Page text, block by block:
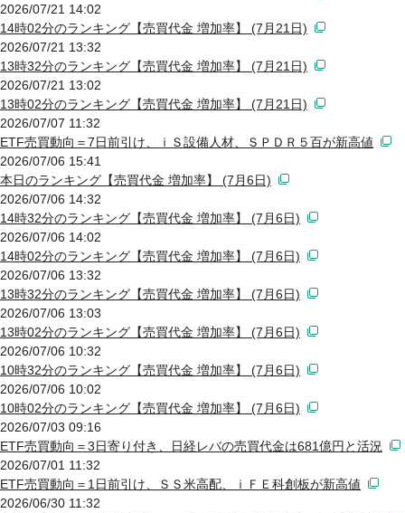
2026/07/21 14:02
14時02分のランキング【売買代金 増加率】 (7月21日)
2026/07/21 13:32
13時32分のランキング【売買代金 増加率】 (7月21日)
2026/07/21 13:02
13時02分のランキング【売買代金 増加率】 (7月21日)
2026/07/07 11:32
ETF売買動向＝7日前引け、ｉＳ設備人材、ＳＰＤＲ５百が新高値
2026/07/06 15:41
本日のランキング【売買代金 増加率】 (7月6日)
2026/07/06 14:32
14時32分のランキング【売買代金 増加率】 (7月6日)
2026/07/06 14:02
14時02分のランキング【売買代金 増加率】 (7月6日)
2026/07/06 13:32
13時32分のランキング【売買代金 増加率】 (7月6日)
2026/07/06 13:03
13時02分のランキング【売買代金 増加率】 (7月6日)
2026/07/06 10:32
10時32分のランキング【売買代金 増加率】 (7月6日)
2026/07/06 10:02
10時02分のランキング【売買代金 増加率】 (7月6日)
2026/07/03 09:16
ETF売買動向＝3日寄り付き、日経レバの売買代金は681億円と活況
2026/07/01 11:32
ETF売買動向＝1日前引け、ＳＳ米高配、ｉＦＥ科創板が新高値
2026/06/30 11:32